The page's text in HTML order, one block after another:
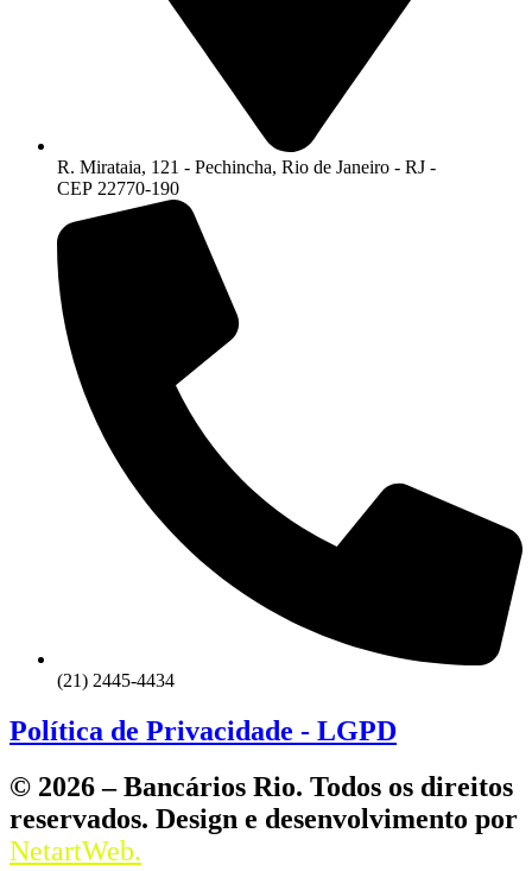
R. Mirataia, 121 - Pechincha, Rio de Janeiro - RJ -
CEP 22770-190
(21) 2445-4434
Política de Privacidade - LGPD
© 2026 – Bancários Rio. Todos os direitos
reservados. Design e desenvolvimento por
NetartWeb.